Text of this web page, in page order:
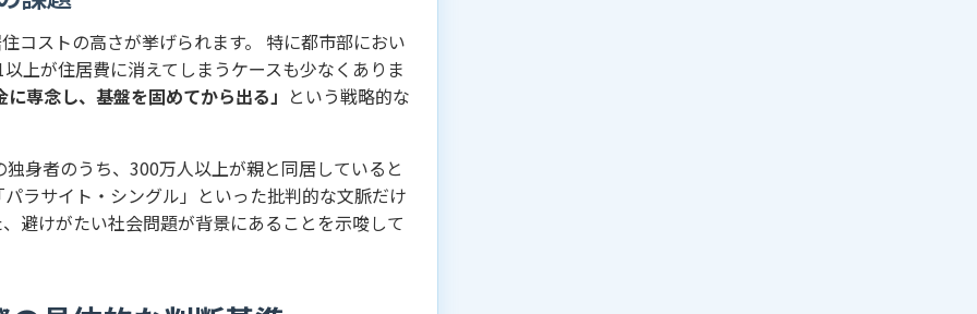
コストの高さが挙げられます。 特に都市部におい
上が住居費に消えてしまうケースも少なくありま
専念し、基盤を固めてから出る」 という戦略的な
身者のうち、300万人以上が親と同居していると
ラサイト・シングル」といった批判的な文脈だけ
避けがたい社会問題が背景にあることを示唆して